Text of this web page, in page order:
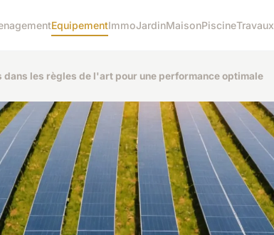
EquipementImmoJardinMaisonPiscineTravaux
les règles de l'art pour une performance optimale